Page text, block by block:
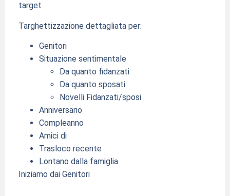
target
Targhettizzazione dettagliata per:
Genitori
Situazione sentimentale
Da quanto fidanzati
Da quanto sposati
Novelli Fidanzati/sposi
Anniversario
Compleanno
Amici di
Trasloco recente
Lontano dalla famiglia
Iniziamo dai Genitori